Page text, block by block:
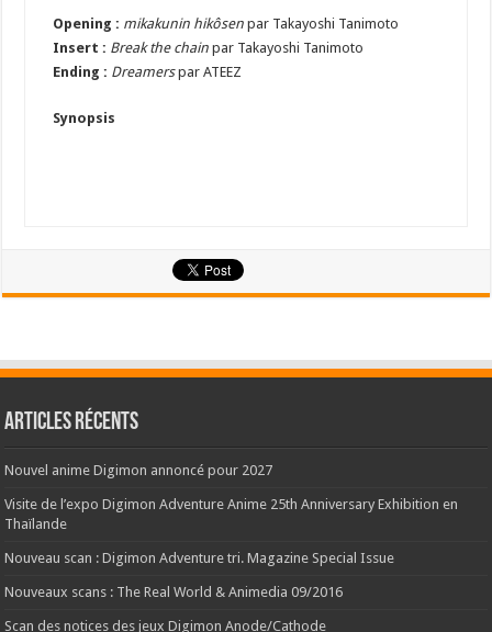
Opening : mikakunin hikôsen par Takayoshi Tanimoto
Insert : Break the chain par Takayoshi Tanimoto
Ending : Dreamerspar ATEEZ
Synopsis
Articles récents
Nouvel anime Digimon annoncé pour 2027
Visite de l’expo Digimon Adventure Anime 25th Anniversary Exhibition en
Thaïlande
Nouveau scan : Digimon Adventure tri. Magazine Special Issue
Nouveaux scans : The Real World & Animedia 09/2016
Scan des notices des jeux Digimon Anode/Cathode